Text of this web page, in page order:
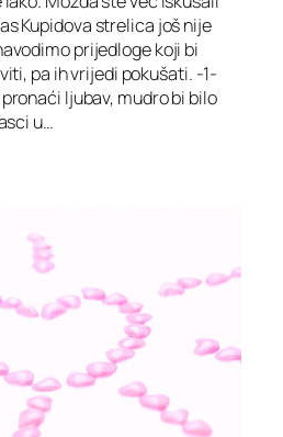
Kupidova strelica još nije
prijedloge koji bi
pa ih vrijedi pokušati. -1-
ljubav, mudro bi bilo
u…